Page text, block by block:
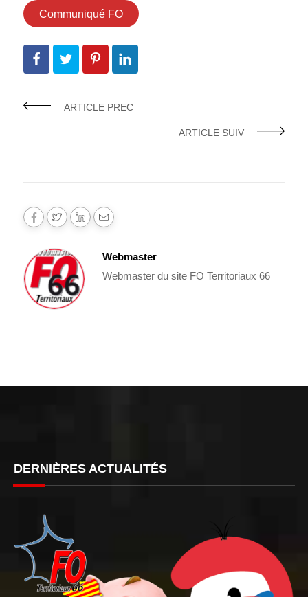
Communiqué FO
ARTICLE PREC
ARTICLE SUIV
Webmaster
Webmaster du site FO Territoriaux 66
DERNIÈRES ACTUALITÉS